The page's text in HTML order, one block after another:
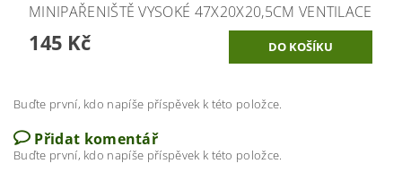
MINIPAŘENIŠTĚ VYSOKÉ 47X20X20,5CM VENTILACE
145 Kč
Buďte první, kdo napíše příspěvek k této položce.
Přidat komentář
Buďte první, kdo napíše příspěvek k této položce.